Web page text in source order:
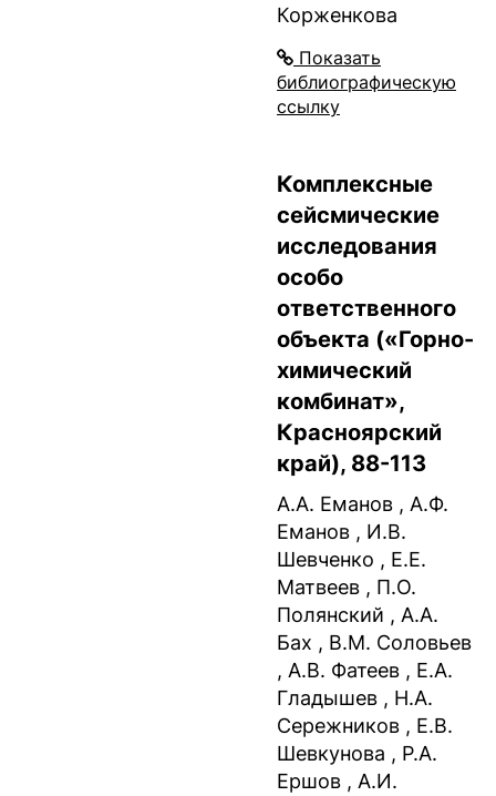
Корженкова
Показать
библиографическую
ссылку
Комплексные
сейсмические
исследования
особо
ответственного
объекта («Горно-
химический
комбинат»,
Красноярский
край), 88-113
А.А. Еманов , А.Ф.
Еманов , И.В.
Шевченко , Е.Е.
Матвеев , П.О.
Полянский , А.А.
Бах , В.М. Соловьев
, А.В. Фатеев , Е.А.
Гладышев , Н.А.
Сережников , Е.В.
Шевкунова , Р.А.
Ершов , А.И.